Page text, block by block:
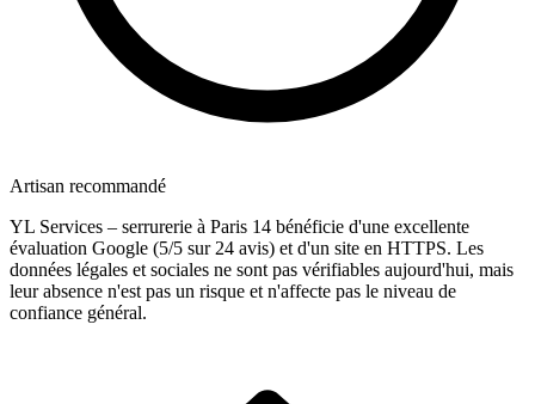
Artisan recommandé
YL Services – serrurerie à Paris 14 bénéficie d'une excellente
évaluation Google (5/5 sur 24 avis) et d'un site en HTTPS. Les
données légales et sociales ne sont pas vérifiables aujourd'hui, mais
leur absence n'est pas un risque et n'affecte pas le niveau de
confiance général.